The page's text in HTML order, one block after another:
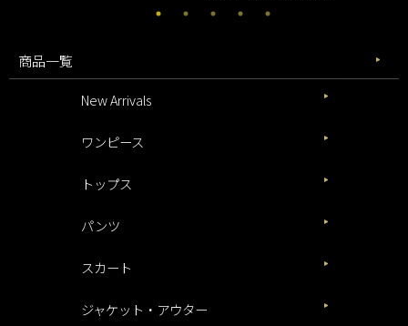
商品一覧
New Arrivals
ワンピース
トップス
パンツ
スカート
ジャケット・アウター